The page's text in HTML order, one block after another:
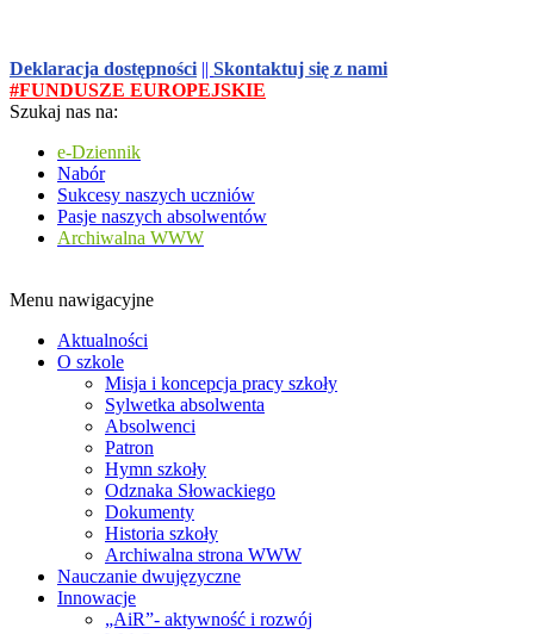
Deklaracja dostępności || Skontaktuj się z nami
#FUNDUSZE EUROPEJSKIE
Szukaj nas na:
e-Dziennik
Nabór
Sukcesy naszych uczniów
Pasje naszych absolwentów
Archiwalna WWW
Menu nawigacyjne
Aktualności
O szkole
Misja i koncepcja pracy szkoły
Sylwetka absolwenta
Absolwenci
Patron
Hymn szkoły
Odznaka Słowackiego
Dokumenty
Historia szkoły
Archiwalna strona WWW
Nauczanie dwujęzyczne
Innowacje
„AiR”- aktywność i rozwój